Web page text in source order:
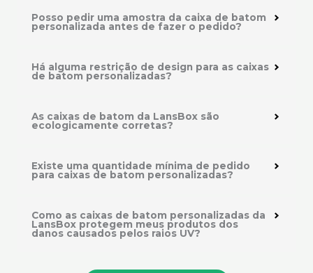
Posso pedir uma amostra da caixa de batom
personalizada antes de fazer o pedido?
Há alguma restrição de design para as caixas
de batom personalizadas?
As caixas de batom da LansBox são
ecologicamente corretas?
Existe uma quantidade mínima de pedido
para caixas de batom personalizadas?
Como as caixas de batom personalizadas da
LansBox protegem meus produtos dos
danos causados pelos raios UV?